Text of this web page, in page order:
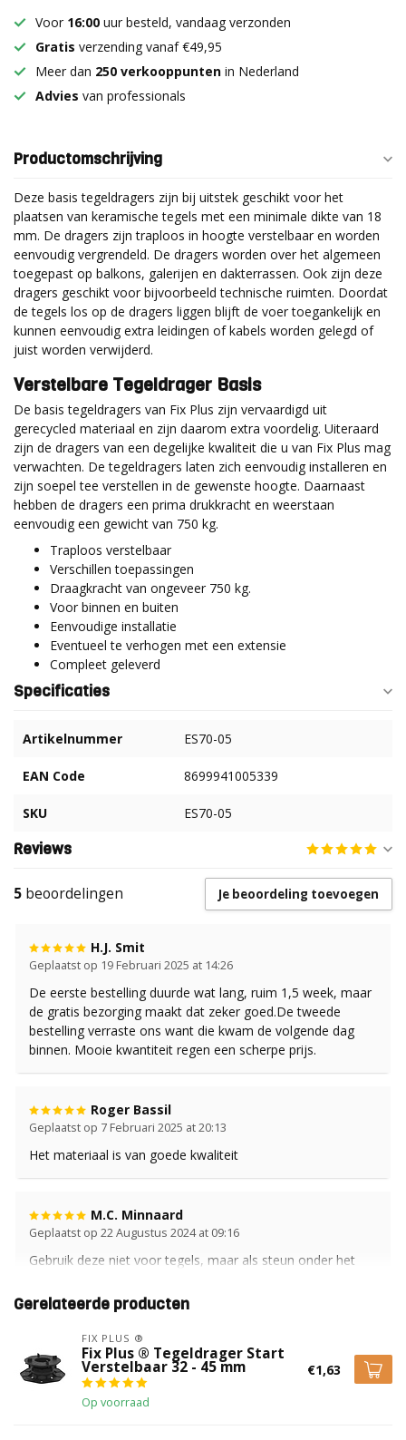
Voor 16:00 uur besteld, vandaag verzonden
Gratis verzending vanaf €49,95
Meer dan 250 verkooppunten in Nederland
Advies van professionals
Productomschrijving
Deze basis tegeldragers zijn bij uitstek geschikt voor het
plaatsen van keramische tegels met een minimale dikte van 18
mm. De dragers zijn traploos in hoogte verstelbaar en worden
eenvoudig vergrendeld. De dragers worden over het algemeen
toegepast op balkons, galerijen en dakterrassen. Ook zijn deze
dragers geschikt voor bijvoorbeeld technische ruimten. Doordat
de tegels los op de dragers liggen blijft de voer toegankelijk en
kunnen eenvoudig extra leidingen of kabels worden gelegd of
juist worden verwijderd.
Verstelbare Tegeldrager Basis
De basis tegeldragers van Fix Plus zijn vervaardigd uit
gerecycled materiaal en zijn daarom extra voordelig. Uiteraard
zijn de dragers van een degelijke kwaliteit die u van Fix Plus mag
verwachten. De tegeldragers laten zich eenvoudig installeren en
zijn soepel tee verstellen in de gewenste hoogte. Daarnaast
hebben de dragers een prima drukkracht en weerstaan
eenvoudig een gewicht van 750 kg.
Traploos verstelbaar
Verschillen toepassingen
Draagkracht van ongeveer 750 kg.
Voor binnen en buiten
Eenvoudige installatie
Eventueel te verhogen met een extensie
Compleet geleverd
Specificaties
Artikelnummer ES70-05
EAN Code 8699941005339
SKU ES70-05
Reviews
5 beoordelingen Je beoordeling toevoegen
H.J. Smit
Geplaatst op 19 Februari 2025 at 14:26
De eerste bestelling duurde wat lang, ruim 1,5 week, maar
de gratis bezorging maakt dat zeker goed.De tweede
bestelling verraste ons want die kwam de volgende dag
binnen. Mooie kwantiteit regen een scherpe prijs.
Roger Bassil
Geplaatst op 7 Februari 2025 at 20:13
Het materiaal is van goede kwaliteit
M.C. Minnaard
Geplaatst op 22 Augustus 2024 at 09:16
Gebruik deze niet voor tegels, maar als steun onder het
het in- en uitstappen.
Wf De ruiter
Geplaatst op 14 Maart 2024 at 12:54
Harstikkegoed
Gerelateerde producten
FIX PLUS ®
Fix Plus ® Tegeldrager Start
Verstelbaar 32 - 45 mm
Op voorraad
€1,63